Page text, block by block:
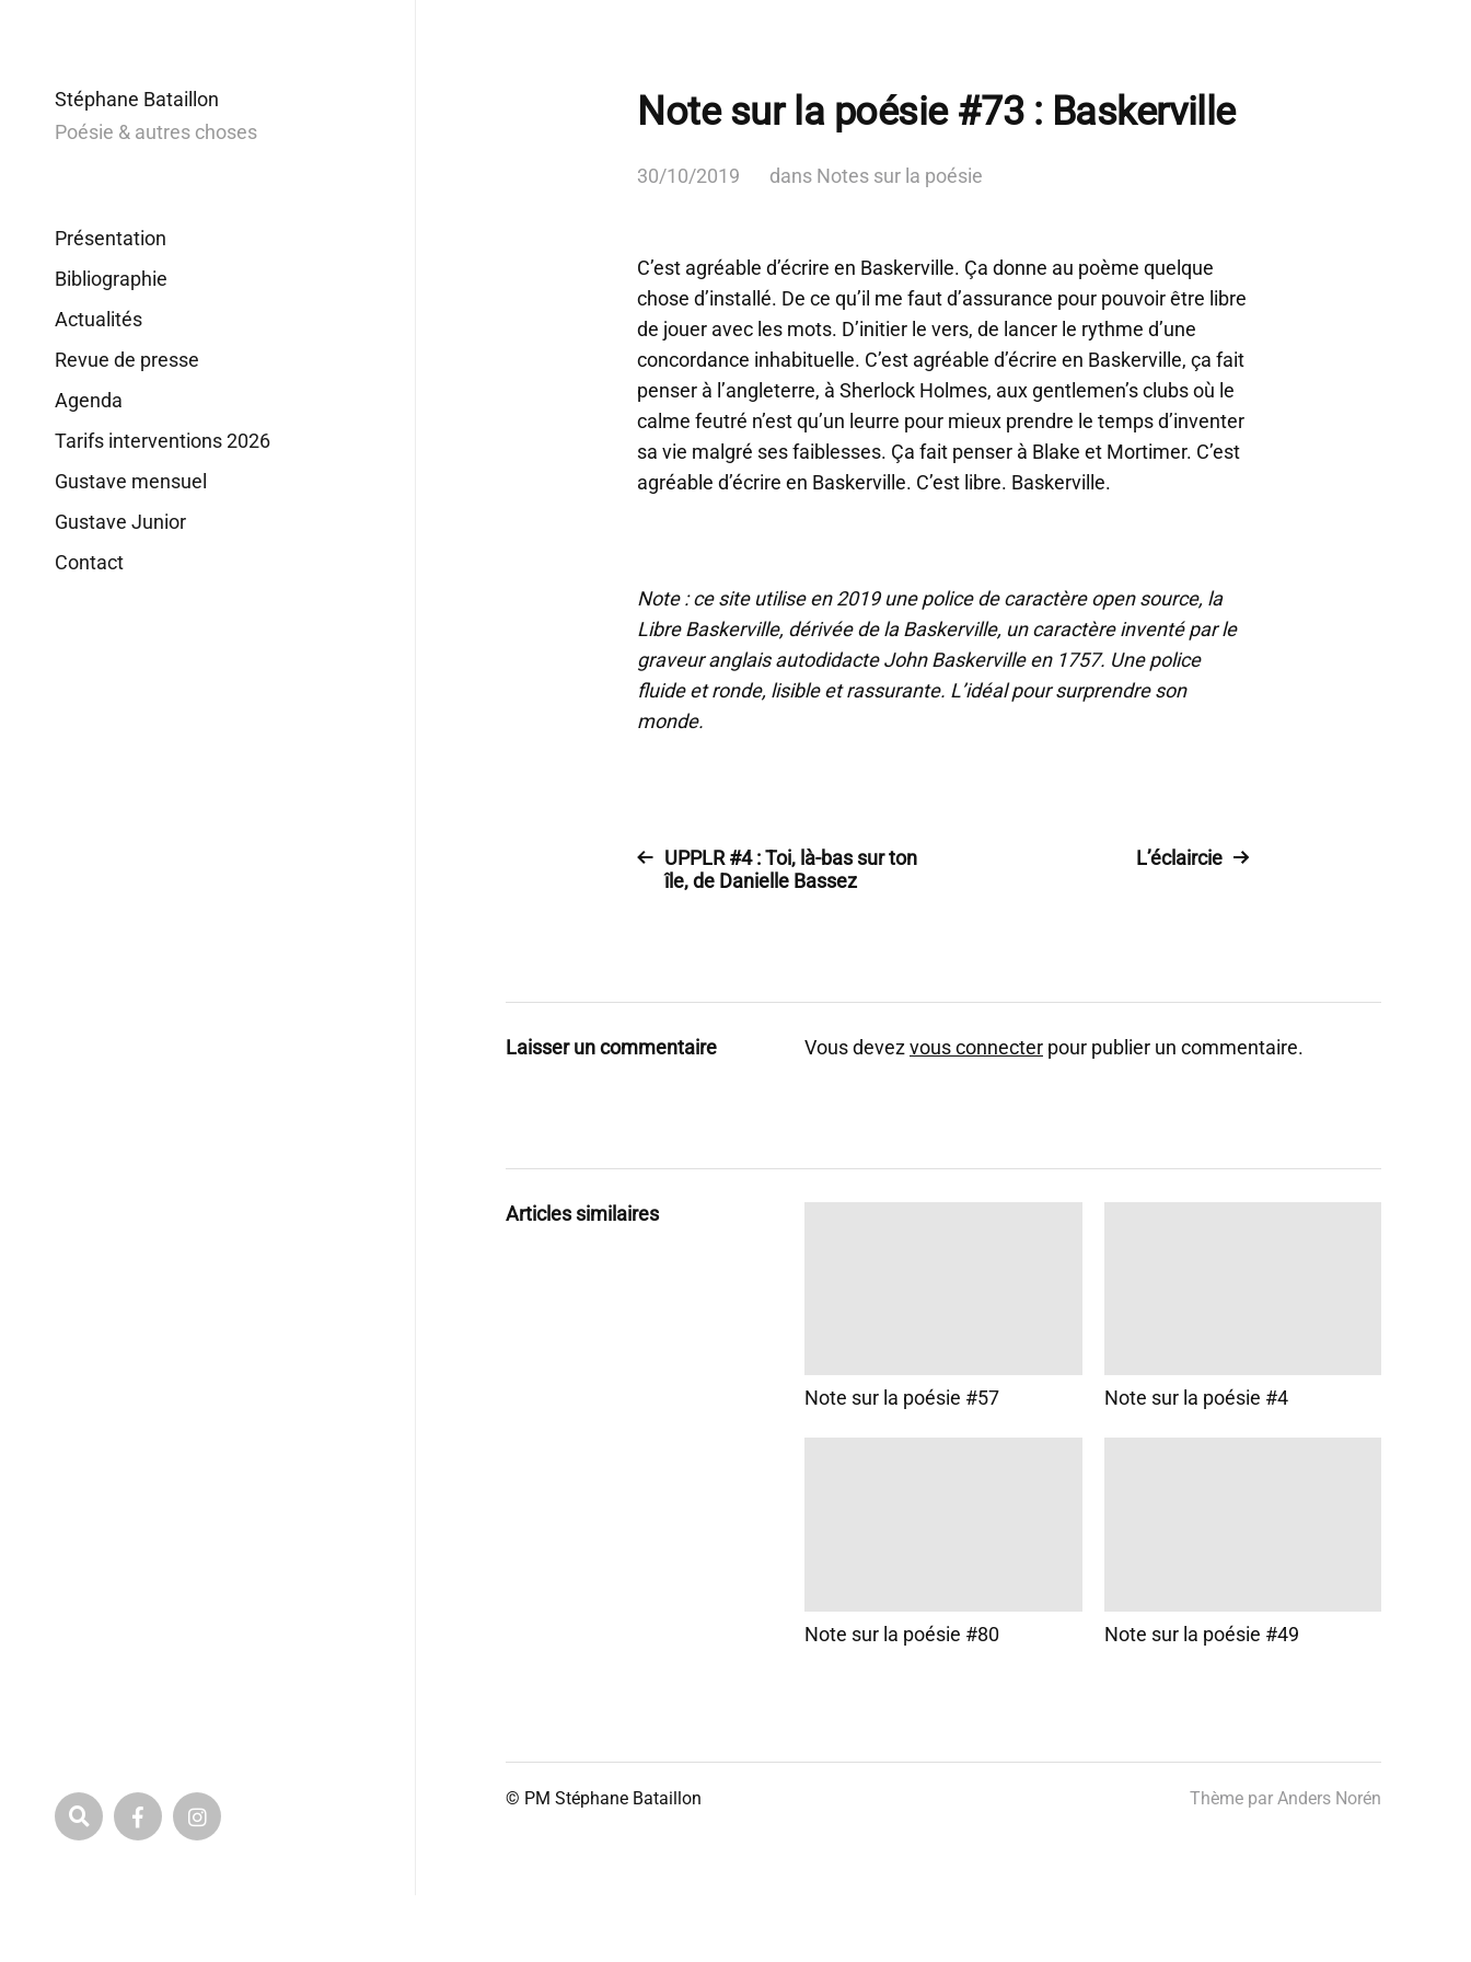
Stéphane Bataillon
Poésie & autres choses
Présentation
Bibliographie
Actualités
Revue de presse
Agenda
Tarifs interventions 2026
Gustave mensuel
Gustave Junior
Contact
Note sur la poésie #73 : Baskerville
30/10/2019 dans Notes sur la poésie
C’est agréable d’écrire en Baskerville. Ça donne au poème quelque
chose d’installé. De ce qu’il me faut d’assurance pour pouvoir être libre
de jouer avec les mots. D’initier le vers, de lancer le rythme d’une
concordance inhabituelle. C’est agréable d’écrire en Baskerville, ça fait
penser à l’angleterre, à Sherlock Holmes, aux gentlemen’s clubs où le
calme feutré n’est qu’un leurre pour mieux prendre le temps d’inventer
sa vie malgré ses faiblesses. Ça fait penser à Blake et Mortimer. C’est
agréable d’écrire en Baskerville. C’est libre. Baskerville.
Note : ce site utilise en 2019 une police de caractère open source, la
Libre Baskerville, dérivée de la Baskerville, un caractère inventé par le
graveur anglais autodidacte John Baskerville en 1757. Une police
fluide et ronde, lisible et rassurante. L’idéal pour surprendre son
monde.
UPPLR #4 : Toi, là-bas sur ton
île, de Danielle Bassez
L’éclaircie
Laisser un commentaire Vous devezvous connecter pour publier un commentaire.
Articles similaires
Note sur la poésie #57 Note sur la poésie #4
Note sur la poésie #80 Note sur la poésie #49
© PM Stéphane Bataillon Thème par Anders Norén